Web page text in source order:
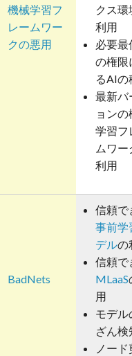
機械学習フ
レームワー
クの悪用
クス環
利用
必要最
の権限
るAIの
最新バ
ョンの
学習フ
ムワー
利用
BadNets
信頼で
事前学
デルの
信頼で
MLaaS
用
モデル
ざん検
ノード